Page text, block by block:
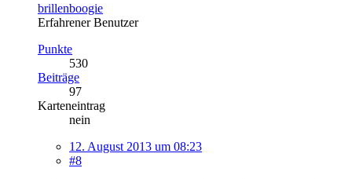
brillenboogie
Erfahrener Benutzer
Punkte
530
Beiträge
97
Karteneintrag
nein
12. August 2013 um 08:23
#8